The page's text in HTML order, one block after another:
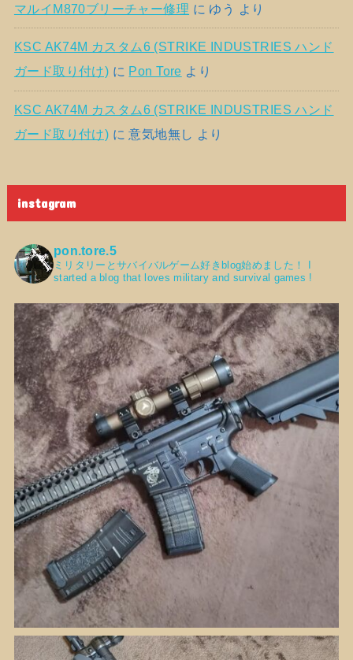
マルイM870ブリーチャー修理 に ゆう より
KSC AK74M カスタム6 (STRIKE INDUSTRIES ハンド
ガード取り付け) に Pon Tore より
KSC AK74M カスタム6 (STRIKE INDUSTRIES ハンド
ガード取り付け) に意気地無し より
instagram
pon.tore.5
ミリタリーとサバイバルゲーム好きblog始めました！
started a blog that loves military and survival games !